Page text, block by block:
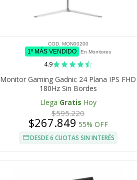
COD. MON00200
1º MÁS VENDIDO En Monitores
4.9
Monitor Gaming Gadnic 24 Plana IPS FHD
180Hz Sin Bordes
Llega Gratis Hoy
$595.220
$267.849 55% OFF
DESDE 6 CUOTAS SIN INTERÉS